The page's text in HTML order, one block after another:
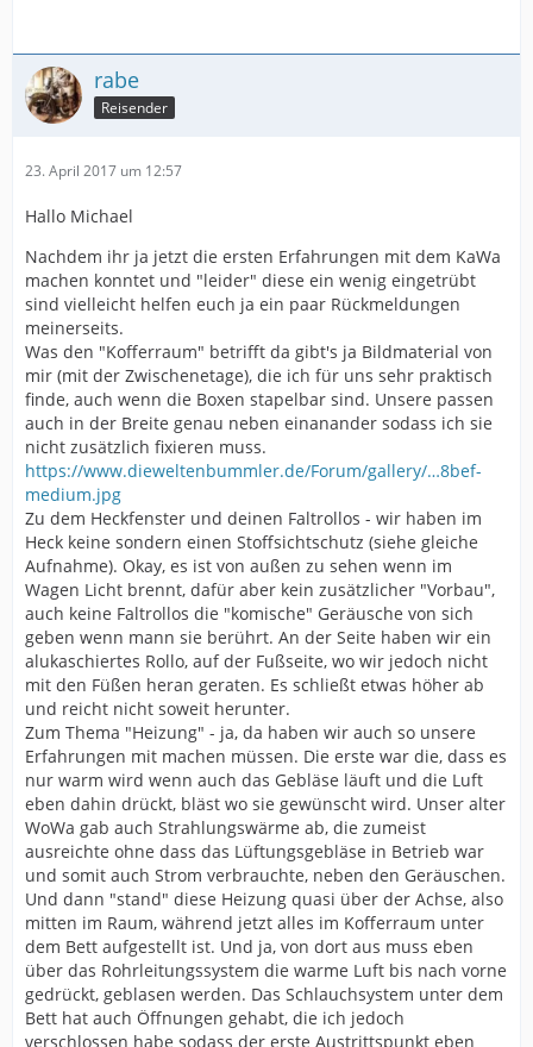
rabe
Reisender
23. April 2017 um 12:57
Hallo Michael
Nachdem ihr ja jetzt die ersten Erfahrungen mit dem KaWa
machen konntet und "leider" diese ein wenig eingetrübt
sind vielleicht helfen euch ja ein paar Rückmeldungen
meinerseits.
Was den "Kofferraum" betrifft da gibt's ja Bildmaterial von
mir (mit der Zwischenetage), die ich für uns sehr praktisch
finde, auch wenn die Boxen stapelbar sind. Unsere passen
auch in der Breite genau neben einanander sodass ich sie
nicht zusätzlich fixieren muss.
https://www.dieweltenbummler.de/Forum/gallery/…8bef-
medium.jpg
Zu dem Heckfenster und deinen Faltrollos - wir haben im
Heck keine sondern einen Stoffsichtschutz (siehe gleiche
Aufnahme). Okay, es ist von außen zu sehen wenn im
Wagen Licht brennt, dafür aber kein zusätzlicher "Vorbau",
auch keine Faltrollos die "komische" Geräusche von sich
geben wenn mann sie berührt. An der Seite haben wir ein
alukaschiertes Rollo, auf der Fußseite, wo wir jedoch nicht
mit den Füßen heran geraten. Es schließt etwas höher ab
und reicht nicht soweit herunter.
Zum Thema "Heizung" - ja, da haben wir auch so unsere
Erfahrungen mit machen müssen. Die erste war die, dass es
nur warm wird wenn auch das Gebläse läuft und die Luft
eben dahin drückt, bläst wo sie gewünscht wird. Unser alter
WoWa gab auch Strahlungswärme ab, die zumeist
ausreichte ohne dass das Lüftungsgebläse in Betrieb war
und somit auch Strom verbrauchte, neben den Geräuschen.
Und dann "stand" diese Heizung quasi über der Achse, also
mitten im Raum, während jetzt alles im Kofferraum unter
dem Bett aufgestellt ist. Und ja, von dort aus muss eben
über das Rohrleitungssystem die warme Luft bis nach vorne
gedrückt, geblasen werden. Das Schlauchsystem unter dem
Bett hat auch Öffnungen gehabt, die ich jedoch
verschlossen habe sodass der erste Austrittspunkt eben